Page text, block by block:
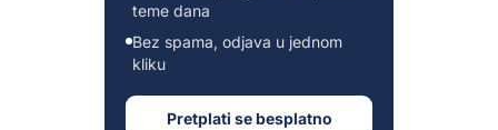
teme dana
Bez spama, odjava u jednom
kliku
Pretplati se besplatno